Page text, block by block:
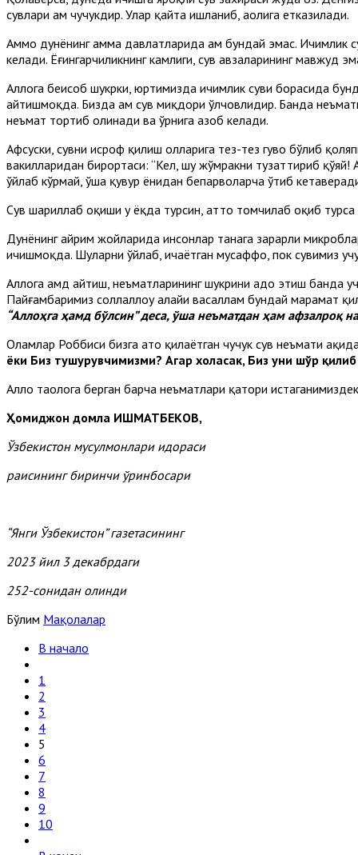
сувлари ҳам чучукдир. Улар қайта ишланиб, аҳолига етказилади.
Аммо дунёнинг ҳамма давлатларида ҳам бундай эмас. Ичимлик
келади. Ёғингарчиликнинг камлиги, сув ҳавзаларининг мавжуд
Аллоҳга беҳисоб шукрки, юртимизда ичимлик суви борасида
айтишмоқда. Бизда ҳам сув миқдори ўлчовлидир. Банда
неъмат тортиб олинади ва ўрнига азоб келади.
Афсуски, сувни исроф қилиш ҳолларига тез-тез гувоҳ бўлиб
вакилларидан бирортаси: “Кел, шу жўмракни тузаттириб
ўйлаб кўрмай, ўша қувур ёнидан бепарволарча ўтиб
Сув шариллаб оқиши у ёқда турсин, ҳатто томчилаб оқиб
Дунёнинг айрим жойларида инсонлар танага зарарли
ичишмоқда. Шуларни ўйлаб, ичаётган мусаффо, пок сувимиз
Аллоҳга ҳамд айтиш, неъматларининг шукрини адо этиш банда
Пайғамбаримиз соллаллоҳу алайҳи васаллам бундай марҳамат
“Аллоҳга ҳамд бўлсин” деса, ўша неъматдан ҳам афзалроқ
Оламлар Роббиси бизга ато қилаётган чучук сув неъмати
ёки Биз тушурувчимизми? Агар хоҳласак, Биз уни шўр
Аллоҳ таолога берган барча неъматлари қатори
Ҳомиджон домла ИШМАТБЕКОВ,
Ўзбекистон мусулмонлари идораси
раисининг биринчи ўринбосари
“Янги Ўзбекистон” газетасининг
2023 йил 3 декабрдаги
252-сонидан олинди
Бўлим Мақолалар
В начало
1
2
3
4
5
6
7
8
9
10